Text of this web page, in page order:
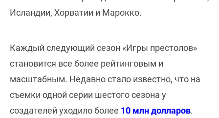
Исландии, Хорватии и Марокко.
Каждый следующий сезон «Игры престолов»
становится все более рейтинговым и
масштабным. Недавно стало известно, что на
съемки одной серии шестого сезона у
создателей уходило более 10 млн долларов.